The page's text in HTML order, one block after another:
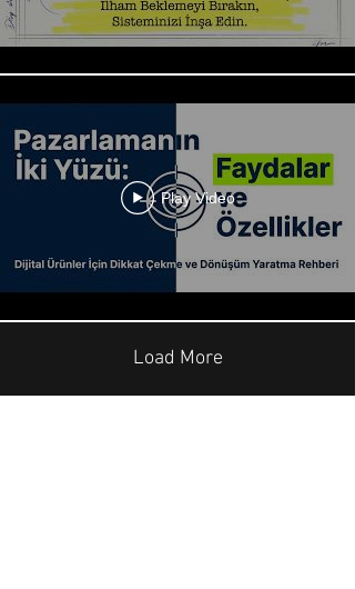
Play Video
Load More